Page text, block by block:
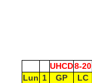
UHCD8-20
Lun 1 GP LC